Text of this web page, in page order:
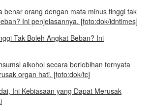
Tak Boleh Angkat Beban? Ini
Ini Kebiasaan yang Dapat Merusak